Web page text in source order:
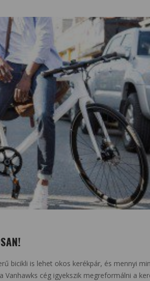
bicikli is lehet okos kerékpár, és mennyi
Vanhawks cég igyekszik megreformálni a